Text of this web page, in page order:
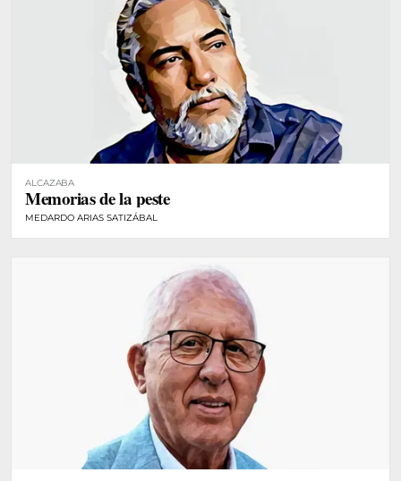
ALCAZABA
Memorias de la peste
MEDARDO ARIAS SATIZÁBAL